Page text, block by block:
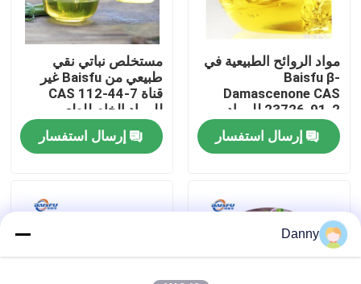
حولنا
جولة في المصنع
مراقبة الجودة
أخبار
مواد الروائح الطبيعية في
Baisfu β-
Damascenone CAS
23726-91-2 للمواد
الخام للنكهات الغذائية
والعطور التجميلية
إرسال استفسار
مستخلص نباتي نقي
طبيعي من Baisfu غير
قناة CAS 112-44-7
للمواد الخام للطعم
الغذائي والعطور اليومية
إرسال استفسار
Danny